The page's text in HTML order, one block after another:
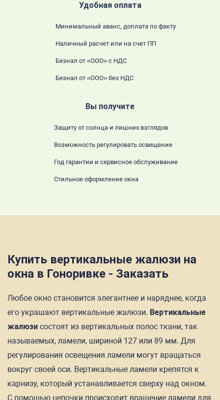
Удобная оплата
Минимальный аванс, доплата по факту
Наличный расчет или на счет ПП
Безнал от «ООО» с НДС
Безнал от «ООО» без НДС
Вы получите
Защиту от солнца и лишних взглядов
Возможность регулировать освещение
Год гарантии и сервисное обслуживание
Стильное оформление окна
Купить вертикальные жалюзи на
окна в Гоноривке - Заказать
Любое окно становится элегантнее и наряднее, когда
его украшают вертикальные жалюзи. Вертикальные
жалюзи состоят из вертикальных полос ткани, так
называемых, ламели, шириной 127 или 89 мм. Для
регулирования освещения ламели могут вращаться
вокруг своей оси. Вертикальные ламели крепятся к
карнизу, который устанавливается сверху над окном.
С помощью цепочки происходит вращение ламели для